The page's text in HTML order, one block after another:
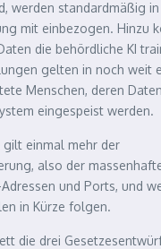
werden standardmäßig in
mit einbezogen. Hinzu
die behördliche KI
gelten in noch weit
Menschen, deren
eingespeist werden.
gilt einmal mehr der
also der
Adressen und Ports, und
in Kürze folgen.
die drei